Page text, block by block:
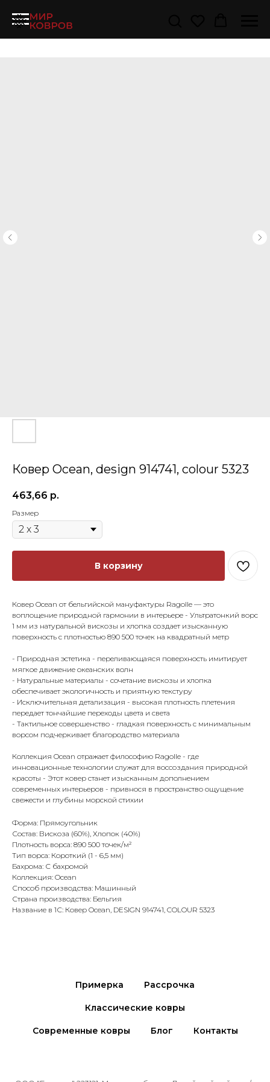
Ковер Ocean, design 914741, colour 5323
463,66 р.
Размер
В корзину
Ковер Ocean от бельгийской мануфактуры Ragolle — это
воплощение природной гармонии в интерьере - Ультратонкий ворс
1 мм из натуральной вискозы и хлопка создает изысканную
поверхность с плотностью 890 500 точек на квадратный метр
- Природная эстетика - переливающаяся поверхность имитирует
мягкое движение океанских волн
- Натуральные материалы - сочетание вискозы и хлопка
обеспечивает экологичность и приятную текстуру
- Исключительная детализация - высокая плотность плетения
передает тончайшие переходы цвета и света
- Тактильное совершенство - гладкая поверхность с минимальным
ворсом подчеркивает благородство материала
Коллекция Ocean отражает философию Ragolle - где
инновационные технологии служат для воссоздания природной
красоты - Этот ковер станет изысканным дополнением
современных интерьеров - привнося в пространство ощущение
свежести и глубины морской стихии
Форма: Прямоугольник
Состав: Вискоза (60%), Хлопок (40%)
Плотность ворса: 890 500 точек/м²
Тип ворса: Короткий (1 - 6,5 мм)
Бахрома: С бахромой
Коллекция: Ocean
Способ производства: Машинный
Страна производства: Бельгия
Название в 1С: Ковер Ocean, DESIGN 914741, COLOUR 5323
Примерка Рассрочка
Классические ковры
Современные ковры Блог Контакты